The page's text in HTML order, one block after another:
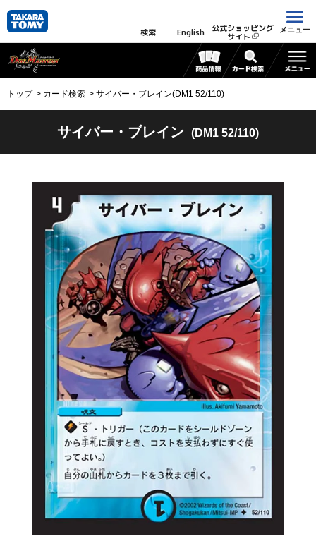
検索 English 公式ショッピング
サイト
メニュー
トップ カード検索 サイバー・ブレイン(DM1 52/110)
サイバー・ブレイン (DM1 52/110)